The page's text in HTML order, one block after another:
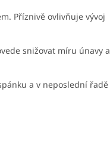
Příznivě ovlivňuje vývoj
snižovat míru únavy a
a v neposlední řadě